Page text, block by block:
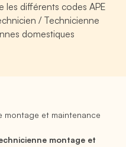
les différents codes APE
/ Technicienne
domestiques
montage et maintenance
montage et